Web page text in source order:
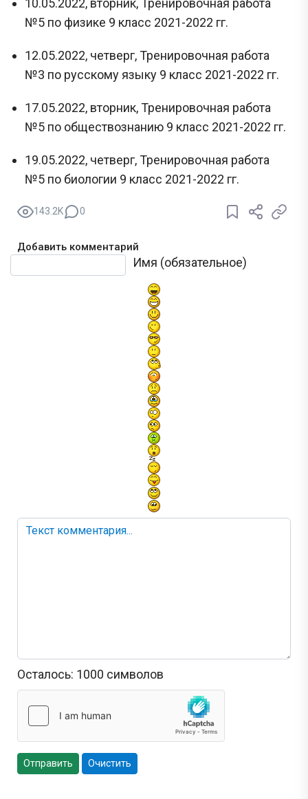
10.05.2022, вторник, Тренировочная работа
№5 по физике 9 класс 2021-2022 гг.
12.05.2022, четверг, Тренировочная работа
№3 по русскому языку 9 класс 2021-2022 гг.
17.05.2022, вторник, Тренировочная работа
№5 по обществознанию 9 класс 2021-2022 гг.
19.05.2022, четверг, Тренировочная работа
№5 по биологии 9 класс 2021-2022 гг.
143.2K 0
Добавить комментарий
Имя (обязательное)
Осталось: 1000 символов
Отправить Очистить